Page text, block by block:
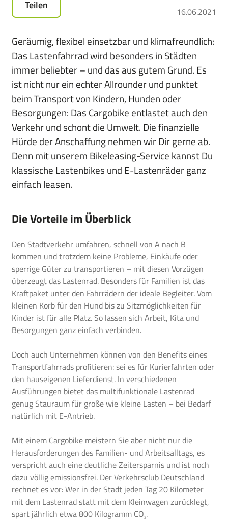
das
von
E-
Bikes,
Pedelecs
u.v.m.
Teilen 16.06.2021
Geräumig, flexibel einsetzbar und klimafreundlich:
Das Lastenfahrrad wird besonders in Städten
immer beliebter – und das aus gutem Grund. Es
ist nicht nur ein echter Allrounder und punktet
beim Transport von Kindern, Hunden oder
Besorgungen: Das Cargobike entlastet auch den
Verkehr und schont die Umwelt. Die finanzielle
Hürde der Anschaffung nehmen wir Dir gerne ab.
Denn mit unserem Bikeleasing-Service kannst Du
klassische Lastenbikes und E-Lastenräder ganz
einfach leasen.
Die Vorteile im Überblick
Den Stadtverkehr umfahren, schnell von A nach B
kommen und trotzdem keine Probleme, Einkäufe oder
sperrige Güter zu transportieren – mit diesen Vorzügen
überzeugt das Lastenrad. Besonders für Familien ist das
Kraftpaket unter den Fahrrädern der ideale Begleiter. Vom
kleinen Korb für den Hund bis zu Sitzmöglichkeiten für
Kinder ist für alle Platz. So lassen sich Arbeit, Kita und
Besorgungen ganz einfach verbinden.
Doch auch Unternehmen können von den Benefits eines
Transportfahrrads profitieren: sei es für Kurierfahrten oder
den hauseigenen Lieferdienst. In verschiedenen
Ausführungen bietet das multifunktionale Lastenrad
genug Stauraum für große wie kleine Lasten – bei Bedarf
natürlich mit E-Antrieb.
Mit einem Cargobike meistern Sie aber nicht nur die
Herausforderungen des Familien- und Arbeitsalltags, es
verspricht auch eine deutliche Zeitersparnis und ist noch
dazu völlig emissionsfrei. DerVerkehrsclub Deutschland
rechnet es vor: Wer in der Stadt jeden Tag 20 Kilometer
mit dem Lastenrad statt mit dem Kleinwagen zurücklegt,
spart jährlich etwa 800 Kilogramm CO2.